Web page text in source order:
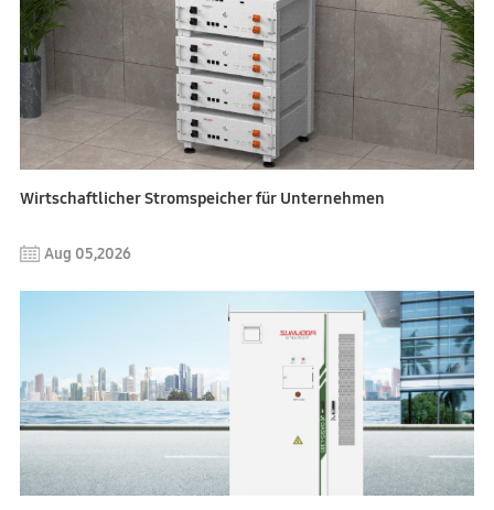
Wirtschaftlicher Stromspeicher für Unternehmen
Aug 05,2026